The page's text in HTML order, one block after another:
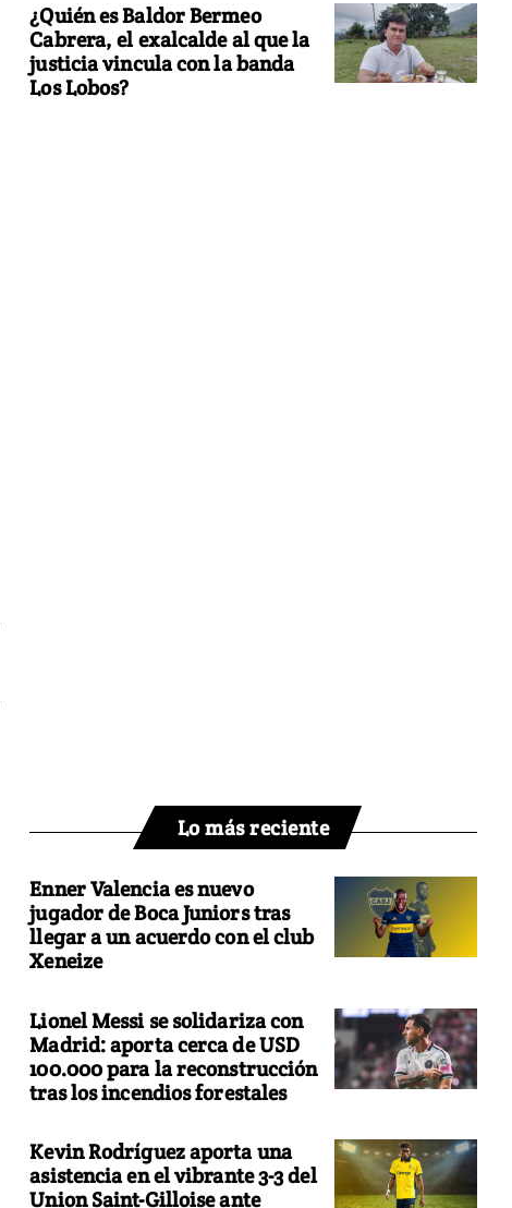
¿Quién es Baldor Bermeo
Cabrera, el exalcalde al que la
justicia vincula con la banda
Los Lobos?
Lo más reciente
Enner Valencia es nuevo
jugador de Boca Juniors tras
llegar a un acuerdo con el club
Xeneize
Lionel Messi se solidariza con
Madrid: aporta cerca de USD
100.000 para la reconstrucción
tras los incendios forestales
Kevin Rodríguez aporta una
asistencia en el vibrante 3-3 del
Union Saint-Gilloise ante